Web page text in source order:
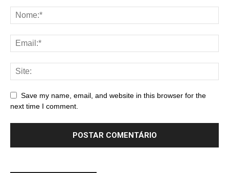
Save my name, email, and website in this browser for the
next time I comment.